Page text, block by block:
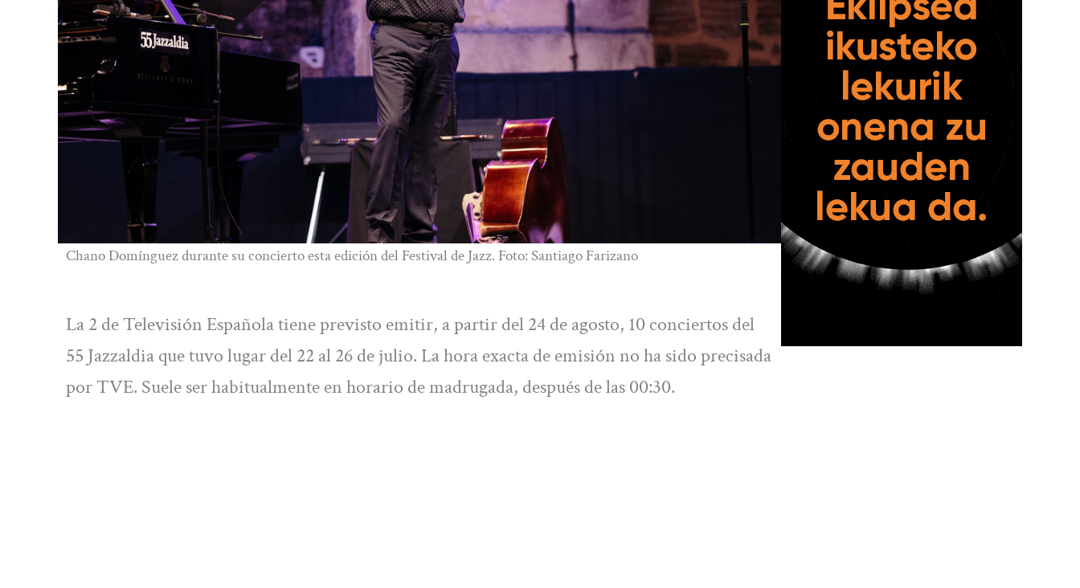
Chano Domínguez durante su concierto esta edición del Festival de Jazz. Foto: Santiago Farizano
La 2 de Televisión Española tiene previsto emitir, a partir del 24 de agosto, 10 conciertos del
55 Jazzaldia que tuvo lugar del 22 al 26 de julio. La hora exacta de emisión no ha sido precisada
por TVE. Suele ser habitualmente en horario de madrugada, después de las 00:30.